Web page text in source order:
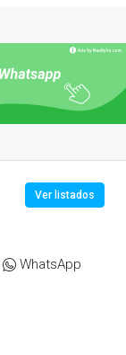
Ver listados
WhatsApp